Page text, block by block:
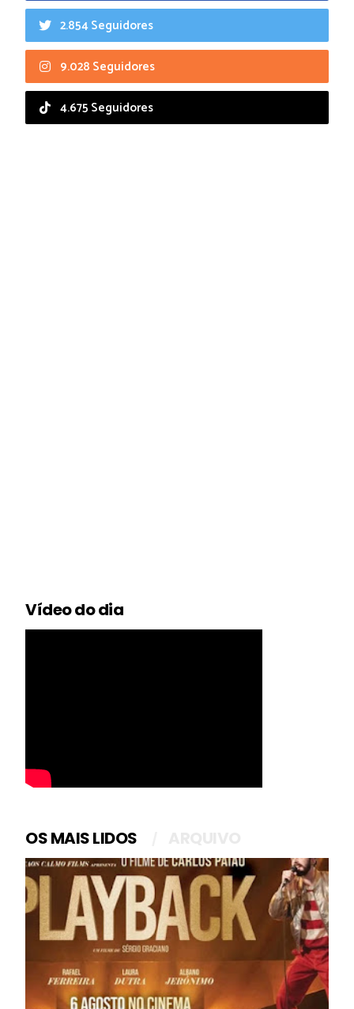
2.854 Seguidores
9.028 Seguidores
4.675 Seguidores
Vídeo do dia
OS MAIS LIDOS